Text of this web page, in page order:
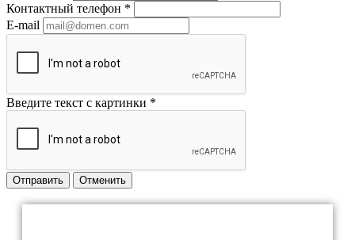
Контактный телефон *
E-mail
Введите текст с картинки *
Отправить Отменить